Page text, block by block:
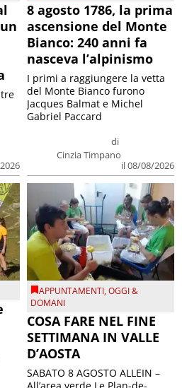
8 agosto 1786, la prima
ascensione del Monte
Bianco: 240 anni fa
nasceva l’alpinismo
di
Cinzia Timpano
il 08/08/2026
I primi a raggiungere la vetta
del Monte Bianco furono
Jacques Balmat e Michel
Gabriel Paccard
APPUNTAMENTI,OGGI &
DOMANI
COSA FARE NEL FINE
SETTIMANA IN VALLE
D’AOSTA
SABATO 8 AGOSTO ALLEIN –